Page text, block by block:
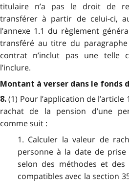
titulaire n’a pas le droit de
transférer à partir de celui-ci,
l’annexe 1.1 du règlement
transféré au titre du
contrat n’inclut pas une telle
l’inclure.
Montant à verser dans le fonds
8.(1) Pour l’application de
rachat de la pension d’une
comme suit :
1. Calculer la valeur de
personne à la date de
selon des méthodes et des
compatibles avec la section